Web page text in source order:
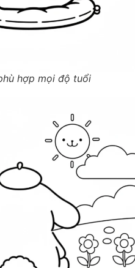
hợp mọi độ tuổi